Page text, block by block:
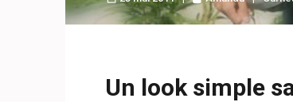
Un look simple